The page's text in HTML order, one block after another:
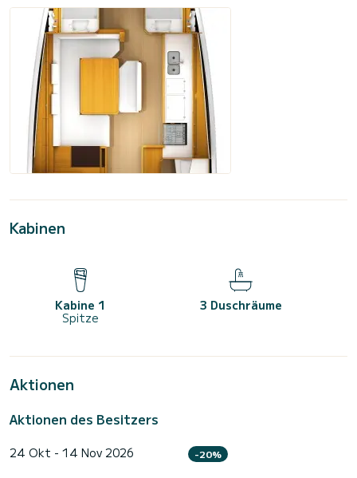
Kabinen
Kabine 1
Spitze
3 Duschräume
Aktionen
Aktionen des Besitzers
24 Okt - 14 Nov 2026 -20%